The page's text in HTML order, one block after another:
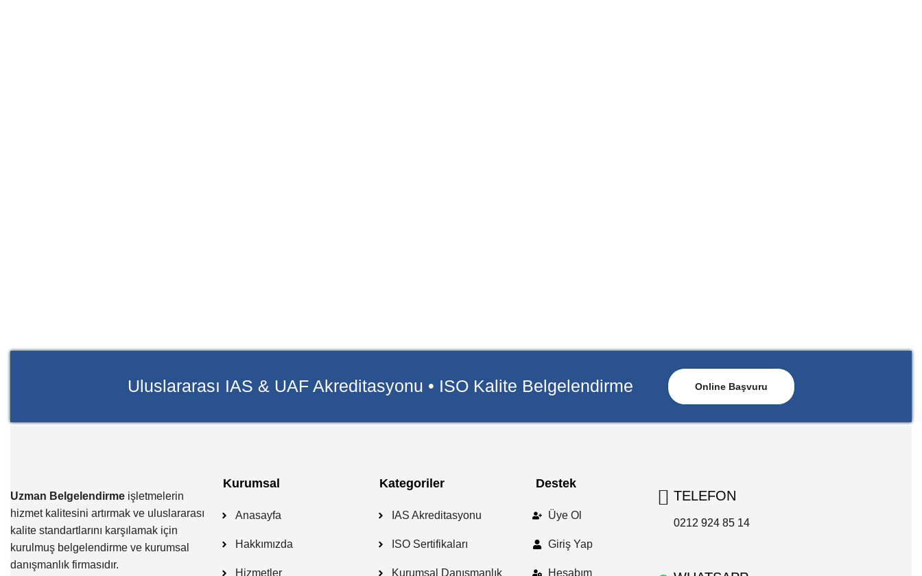
Uluslararası IAS & UAF Akreditasyonu • ISO Kalite Belgelendirme Online Başvuru
Uzman Belgelendirme işletmelerin
hizmet kalitesini artırmak ve uluslararası
kalite standartlarını karşılamak için
kurulmuş belgelendirme ve kurumsal
danışmanlık firmasıdır.
Kurumsal
Anasayfa
Hakkımızda
Hizmetler
Kategoriler
IAS Akreditasyonu
ISO Sertifikaları
Kurumsal Danışmanlık
Destek
Üye Ol
Giriş Yap
Hesabım
TELEFON
0212 924 85 14